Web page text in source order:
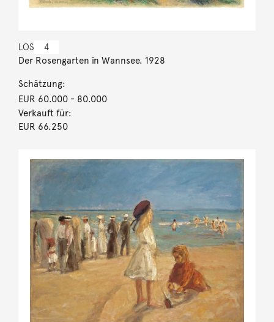
LOS 4
Der Rosengarten in Wannsee. 1928
Schätzung:
EUR 60.000- 80.000
Verkauft für:
EUR 66.250